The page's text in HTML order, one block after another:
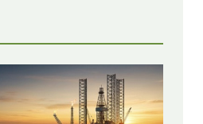
Nations unies (WUF13).